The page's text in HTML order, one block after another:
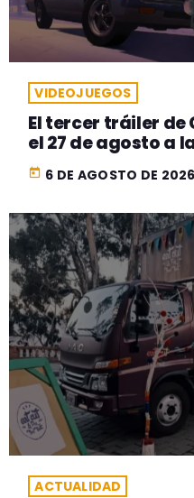
VIDEOJUEGOS
El tercer tráiler de
el 27 de agosto a
today 6 DE AGOSTO DE 2026
ACTUALIDAD